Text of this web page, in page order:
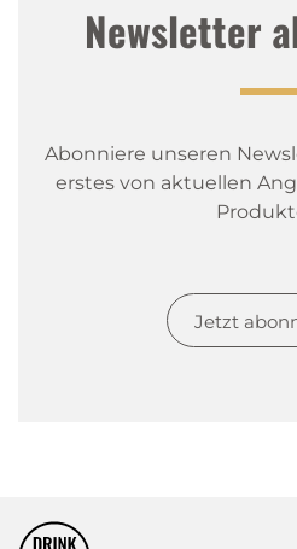
Newsletter
Abonniere unseren
erstes von aktuellen
Jetzt